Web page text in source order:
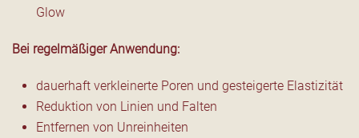
Glow
Bei regelmäßiger Anwendung:
dauerhaft verkleinerte Poren und gesteigerte Elastizität
Reduktion von Linien und Falten
Entfernen von Unreinheiten